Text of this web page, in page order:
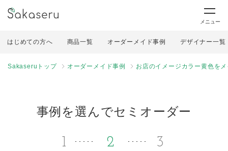
メニュー
はじめての方へ 商品一覧 オーダーメイド事例 デザイナー一覧
Sakaseruトップ オーダーメイド事例 お店のイメージカラー黄色を
事例を選んでセミオーダー
1 2 3